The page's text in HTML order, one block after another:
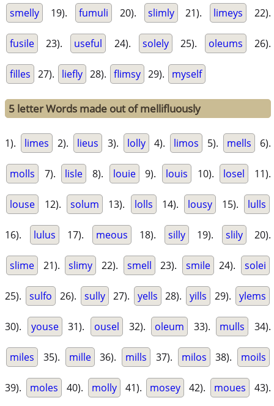
smelly 19). fumuli 20). slimly 21). limeys 22).
fusile 23). useful 24). solely 25). oleums 26).
filles 27). liefly 28). flimsy 29). myself
5 letter Words made out of mellifluously
1). limes 2). lieus 3). lolly 4). limos 5). mells 6).
molls 7). lisle 8). louie 9). louis 10). losel 11).
louse 12). solum 13). lolls 14). lousy 15). lulls
16). lulus 17). meous 18). silly 19). slily 20).
slime 21). slimy 22). smell 23). smile 24). solei
25). sulfo 26). sully 27). yells 28). yills 29). ylems
30). youse 31). ousel 32). oleum 33). mulls 34).
miles 35). mille 36). mills 37). milos 38). moils
39). moles 40). molly 41). mosey 42). moues 43).